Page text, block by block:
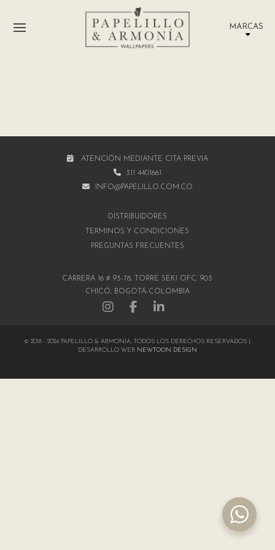
MARCAS
ATENCIÓN MEDIANTE CITA PREVIA
311 4401661
INFO@PAPELILLO.COM.CO
DISTRIBUIDORES
TÉRMINOS Y CONDICIONES
PREGUNTAS FRECUENTES
CARRERA 16 # 93-78, TORRE SEKI OFC. 903
CHICÓ, BOGOTÁ-COLOMBIA
© 2018 - 2024 PAPELILLO & ARMONÍA, TODOS LOS DERECHOS RESERVADOS |
DESARROLLO WEB NEWTOON DESIGN